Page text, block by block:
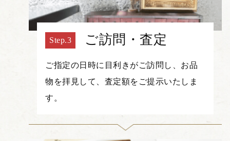
ご訪問・査定
ご指定の日時に目利きがご訪問し、お品
物を拝見して、査定額をご提示いたしま
す。